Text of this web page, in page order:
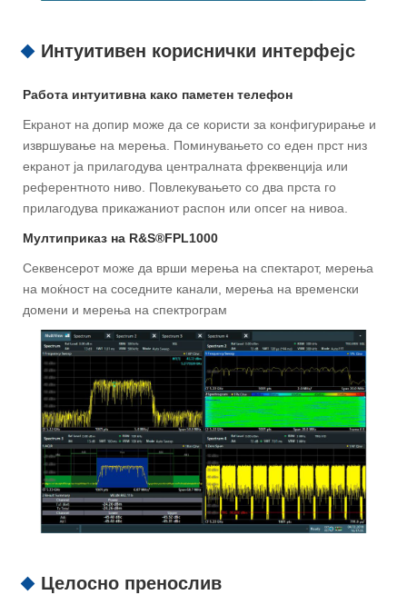
Интуитивен кориснички интерфејс
Работа интуитивна како паметен телефон
Екранот на допир може да се користи за конфигурирање и
извршување на мерења. Поминувањето со еден прст низ
екранот ја прилагодува централната фреквенција или
референтното ниво. Повлекувањето со два прста го
прилагодува прикажаниот распон или опсег на нивоа.
Мултиприказ на R&S®FPL1000
Секвенсерот може да врши мерења на спектарот, мерења
на моќност на соседните канали, мерења на временски
домени и мерења на спектрограм
Целосно пренослив